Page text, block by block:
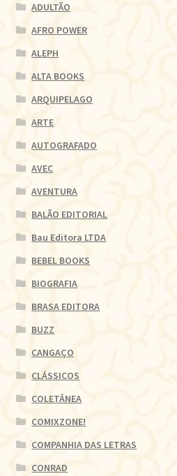
ADULTÃO
AFRO POWER
ALEPH
ALTA BOOKS
ARQUIPELAGO
ARTE
AUTOGRAFADO
AVEC
AVENTURA
BALÃO EDITORIAL
Bau Editora LTDA
BEBEL BOOKS
BIOGRAFIA
BRASA EDITORA
BUZZ
CANGAÇO
CLÁSSICOS
COLETÂNEA
COMIXZONE!
COMPANHIA DAS LETRAS
CONRAD